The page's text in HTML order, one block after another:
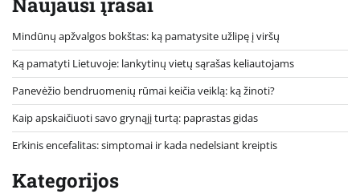
Mindūnų apžvalgos bokštas: ką pamatysite užlipę į viršų
Ką pamatyti Lietuvoje: lankytinų vietų sąrašas keliautojams
Panevėžio bendruomenių rūmai keičia veiklą: ką žinoti?
Kaip apskaičiuoti savo grynąjį turtą: paprastas gidas
Erkinis encefalitas: simptomai ir kada nedelsiant kreiptis
Kategorijos